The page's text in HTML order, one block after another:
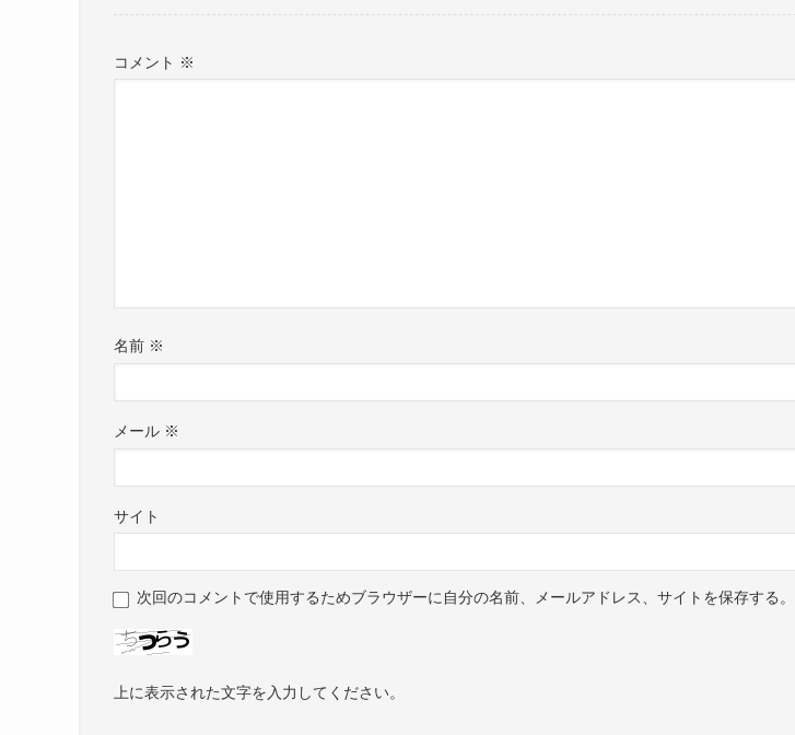
コメント ※
名前 ※
メール ※
サイト
次回のコメントで使用するためブラウザーに自分の名前、メールアドレス、サイトを保存する。
上に表示された文字を入力してください。